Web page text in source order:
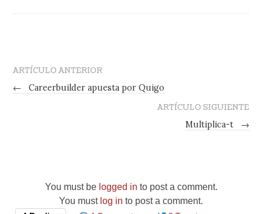
ARTÍCULO ANTERIOR
←
Careerbuilder apuesta por Quigo
ARTÍCULO SIGUIENTE
Multiplica-t
→
You must be logged in to post a comment.
You must log in to post a comment.